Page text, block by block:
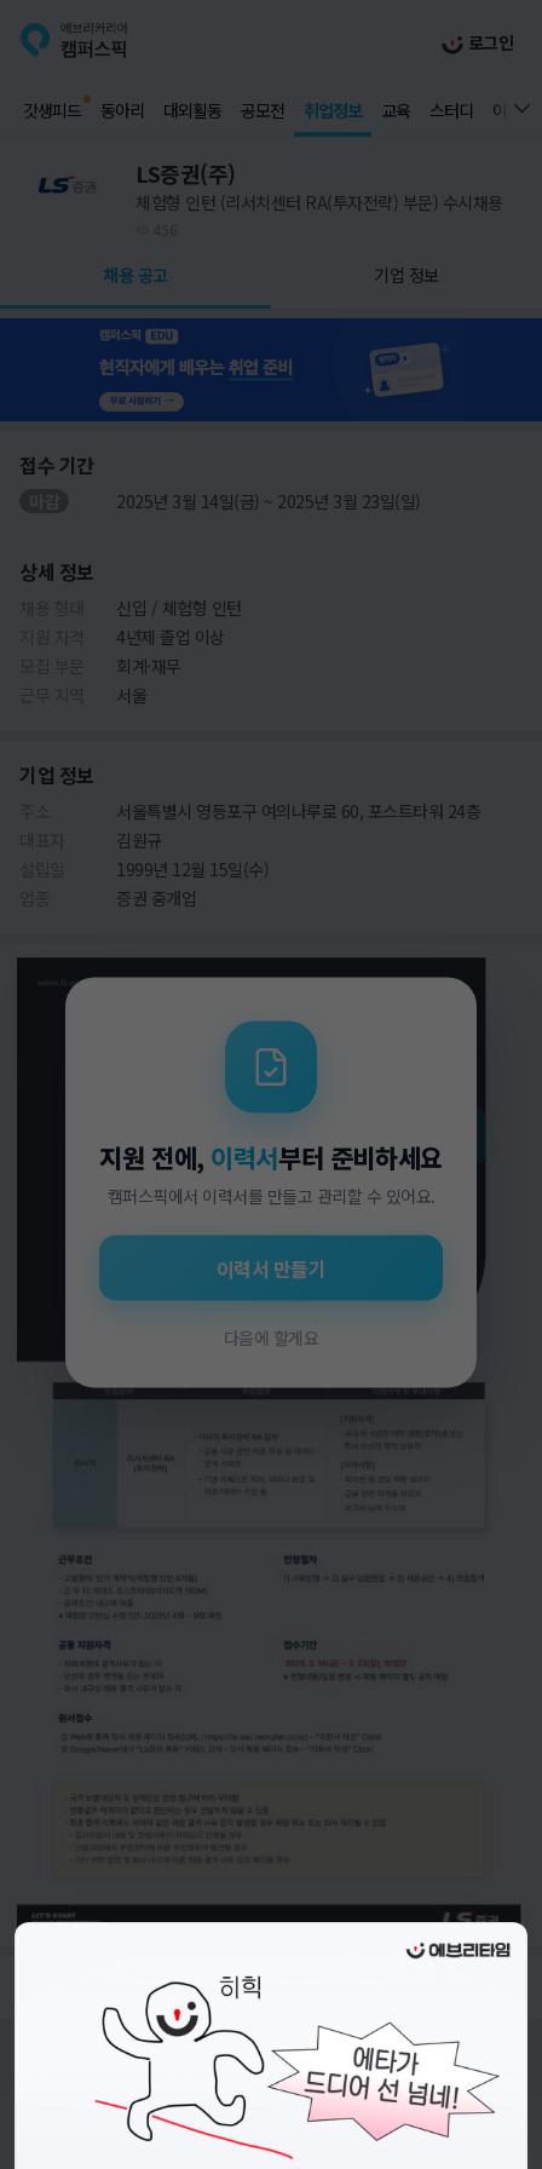
로그인
갓생피드 동아리 대외활동 공모전 취업정보 교육 스터디 이벤트
LS증권(주)
체험형 인턴 (리서치센터 RA(투자전략) 부문) 수시채용
채용 공고 기업 정보
접수 기간
2025년 3월 14일(금) ~ 2025년 3월 23일(일)
상세 정보
신입 / 체험형 인턴
4년제 졸업 이상
회계·재무
서울
기업 정보
서울특별시 영등포구 여의나루로 60, 포스트타워 24층
김원규
1999년 12월 15일(수)
증권 중개업
- 접수 기간 : 2025.03.14~2025.03.23
지원 전에, 이력서부터 준비하세요
캠퍼스픽에서 이력서를 만들고 관리할 수 있어요.
이력서 만들기
다음에 할게요